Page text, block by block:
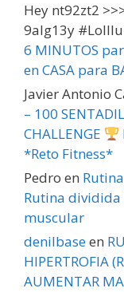
Hey nt92zt2
9alg13y
6 MINUTOS
en CASA para
Javier Antonio
– 100
CHALLENGE
*Reto Fitness*
Pedro en
Rutina
muscular
denilbaseen
HIPERTROFIA
AUMENTAR